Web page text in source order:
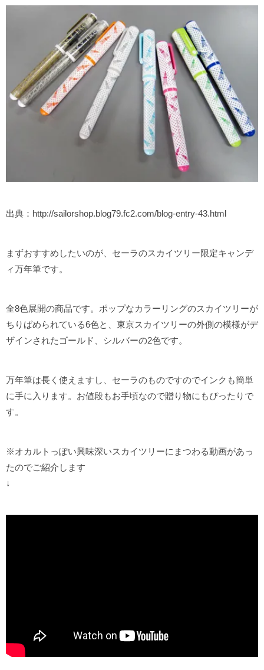
出典：http://sailorshop.blog79.fc2.com/blog-entry-43.html
まずおすすめしたいのが、セーラのスカイツリー限定キャンデ
ィ万年筆です。
全8色展開の商品です。ポップなカラーリングのスカイツリーが
ちりばめられている6色と、東京スカイツリーの外側の模様がデ
ザインされたゴールド、シルバーの2色です。
万年筆は長く使えますし、セーラのものですのでインクも簡単
に手に入ります。お値段もお手頃なので贈り物にもぴったりで
す。
※オカルトっぽい興味深いスカイツリーにまつわる動画があっ
たのでご紹介します
↓